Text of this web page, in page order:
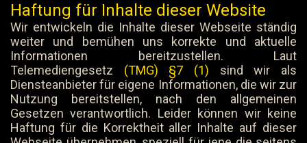
Haftung für Inhalte dieser Website
Wir entwickeln die Inhalte dieser Webseite ständig
weiter und bemühen uns korrekte und aktuelle
Informationen bereitzustellen. Laut
Telemediengesetz (TMG) §7 (1) sind wir als
Diensteanbieter für eigene Informationen, die wir zur
Nutzung bereitstellen, nach den allgemeinen
Gesetzen verantwortlich. Leider können wir keine
Haftung für die Korrektheit aller Inhalte auf dieser